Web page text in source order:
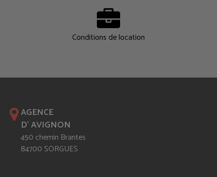
Conditions de location
AGENCE
D' AVIGNON
450 chemin Brantes
84700 SORGUES